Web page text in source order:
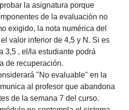
la asignatura porque
de la evaluación no
exigido, la nota numérica del
valor inferior de 4,5 y N. Si es
3,5 , el/la estudiante podrá
de recuperación.
"No evaluable" en la
al profesor que abandona
de la semana 7 del curso.